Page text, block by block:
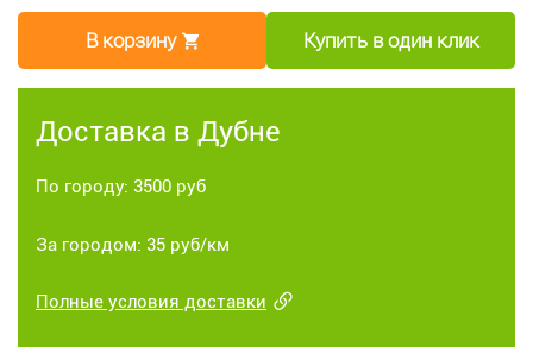
В корзину Купить в один клик
Доставка в Дубне
По городу: 3500 руб
За городом: 35 руб/км
Полные условия доставки